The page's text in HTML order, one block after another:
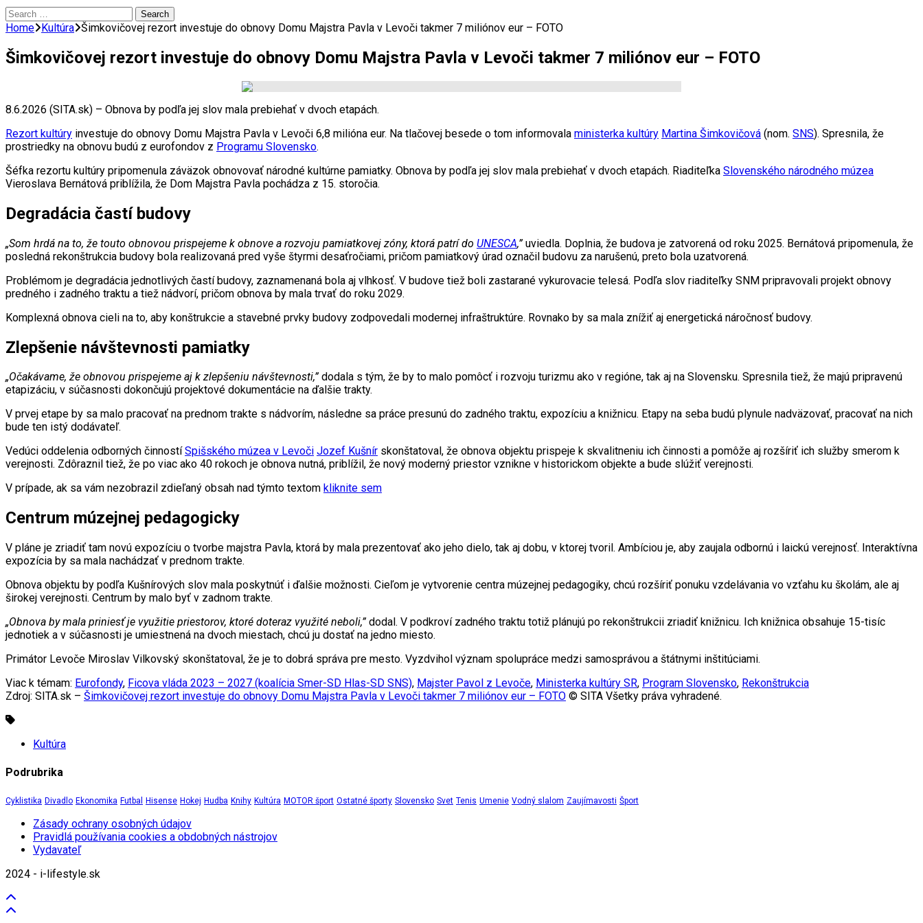
Search
for:
Home Kultúra Šimkovičovej rezort investuje do obnovy Domu Majstra Pavla v Levoči takmer 7 miliónov eur – FOTO
Šimkovičovej rezort investuje do obnovy Domu Majstra Pavla v Levoči takmer 7 miliónov eur – FOTO
8.6.2026 (SITA.sk) – Obnova by podľa jej slov mala prebiehať v dvoch etapách.
Rezort kultúry investuje do obnovy Domu Majstra Pavla v Levoči 6,8 milióna eur. Na tlačovej besede o tom informovala ministerka kultúry Martina Šimkovičová (nom. SNS). Spresnila, že
prostriedky na obnovu budú z eurofondov z Programu Slovensko.
Šéfka rezortu kultúry pripomenula záväzok obnovovať národné kultúrne pamiatky. Obnova by podľa jej slov mala prebiehať v dvoch etapách. Riaditeľka Slovenského národného múzea
Vieroslava Bernátová priblížila, že Dom Majstra Pavla pochádza z 15. storočia.
Degradácia častí budovy
„Som hrdá na to, že touto obnovou prispejeme k obnove a rozvoju pamiatkovej zóny, ktorá patrí do UNESCA,”uviedla. Doplnia, že budova je zatvorená od roku 2025. Bernátová pripomenula, že
posledná rekonštrukcia budovy bola realizovaná pred vyše štyrmi desaťročiami, pričom pamiatkový úrad označil budovu za narušenú, preto bola uzatvorená.
Problémom je degradácia jednotlivých častí budovy, zaznamenaná bola aj vlhkosť. V budove tiež boli zastarané vykurovacie telesá. Podľa slov riaditeľky SNM pripravovali projekt obnovy
predného i zadného traktu a tiež nádvorí, pričom obnova by mala trvať do roku 2029.
Komplexná obnova cieli na to, aby konštrukcie a stavebné prvky budovy zodpovedali modernej infraštruktúre. Rovnako by sa mala znížiť aj energetická náročnosť budovy.
Zlepšenie návštevnosti pamiatky
„Očakávame, že obnovou prispejeme aj k zlepšeniu návštevnosti,”dodala s tým, že by to malo pomôcť i rozvoju turizmu ako v regióne, tak aj na Slovensku. Spresnila tiež, že majú pripravenú
etapizáciu, v súčasnosti dokončujú projektové dokumentácie na ďalšie trakty.
V prvej etape by sa malo pracovať na prednom trakte s nádvorím, následne sa práce presunú do zadného traktu, expozíciu a knižnicu. Etapy na seba budú plynule nadväzovať, pracovať na nich
bude ten istý dodávateľ.
Vedúci oddelenia odborných činnostíSpišského múzea v Levoči Jozef Kušnír skonštatoval, že obnova objektu prispeje k skvalitneniu ich činnosti a pomôže aj rozšíriť ich služby smerom k
verejnosti. Zdôraznil tiež, že po viac ako 40 rokoch je obnova nutná, priblížil, že nový moderný priestor vznikne v historickom objekte a bude slúžiť verejnosti.
V prípade, ak sa vám nezobrazil zdieľaný obsah nad týmto textom kliknite sem
Centrum múzejnej pedagogicky
V pláne je zriadiť tam novú expozíciu o tvorbe majstra Pavla, ktorá by mala prezentovať ako jeho dielo, tak aj dobu, v ktorej tvoril. Ambíciou je, aby zaujala odbornú i laickú verejnosť. Interaktívna
expozícia by sa mala nachádzať v prednom trakte.
Obnova objektu by podľa Kušnírových slov mala poskytnúť i ďalšie možnosti. Cieľom je vytvorenie centra múzejnej pedagogiky, chcú rozšíriť ponuku vzdelávania vo vzťahu ku školám, ale aj
širokej verejnosti. Centrum by malo byť v zadnom trakte.
„Obnova by mala priniesť je využitie priestorov, ktoré doteraz využité neboli,”dodal. V podkroví zadného traktu totiž plánujú po rekonštrukcii zriadiť knižnicu. Ich knižnica obsahuje 15-tisíc
jednotiek a v súčasnosti je umiestnená na dvoch miestach, chcú ju dostať na jedno miesto.
Primátor Levoče Miroslav Vilkovský skonštatoval, že je to dobrá správa pre mesto. Vyzdvihol význam spolupráce medzi samosprávou a štátnymi inštitúciami.
Viac k témam: Eurofondy, Ficova vláda 2023 – 2027 (koalícia Smer-SD Hlas-SD SNS), Majster Pavol z Levoče, Ministerka kultúry SR, Program Slovensko, Rekonštrukcia
Zdroj: SITA.sk – Šimkovičovej rezort investuje do obnovy Domu Majstra Pavla v Levoči takmer 7 miliónov eur – FOTO © SITA Všetky práva vyhradené.
Kultúra
Podrubrika
Cyklistika Divadlo Ekonomika Futbal Hisense Hokej Hudba Knihy Kultúra MOTOR šport Ostatné športy Slovensko Svet Tenis Umenie Vodný slalom Zaujímavosti Šport
Zásady ochrany osobných údajov
Pravidlá používania cookies a obdobných nástrojov
Vydavateľ
2024 - i-lifestyle.sk